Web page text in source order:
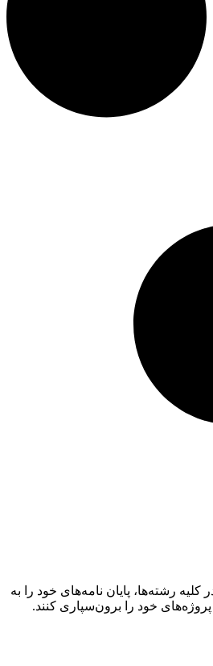
کلیه رشته‌ها، پایان نامه‌های خود را به
خود را برون‌سپاری کنند.